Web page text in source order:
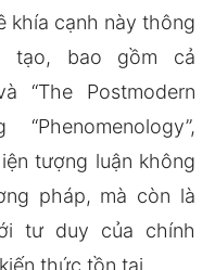
khía cạnh này thông
tạo, bao gồm cả
“The Postmodern
tượng luận không
pháp, mà còn là
tư duy của chính
thức tồn tại.